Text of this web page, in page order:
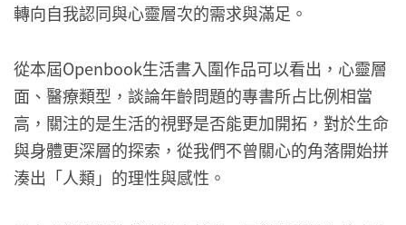
轉向自我認同與心靈層次的需求與滿足。
從本屆Openbook生活書入圍作品可以看出，心靈層
面、醫療類型，談論年齡問題的專書所占比例相當
高，關注的是生活的視野是否能更加開拓，對於生命
與身體更深層的探索，從我們不曾關心的角落開始拼
湊出「人類」的理性與感性。